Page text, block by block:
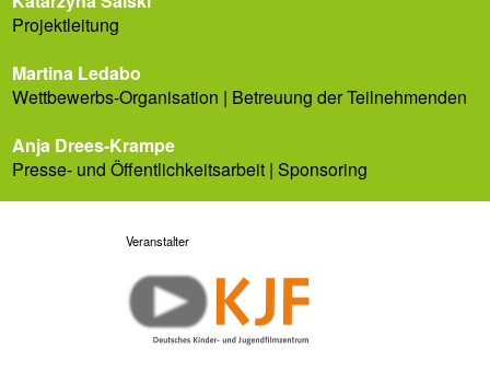
Projektleitung
Martina Ledabo
Wettbewerbs-Organisation | Betreuung der Teilnehmenden
Anja Drees-Krampe
Presse- und Öffentlichkeitsarbeit | Sponsoring
Veranstalter